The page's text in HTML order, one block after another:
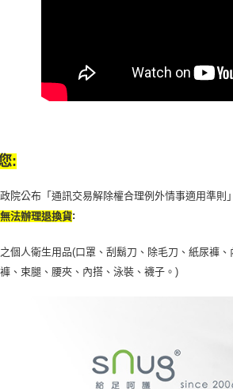
:
院公布「通訊交易解除權合理例外情事適用準則
法辦理退換貨:
個人衛生用品(口罩、刮鬍刀、除毛刀、紙尿褲
、束腿、腰夾、內搭、泳裝、襪子。)